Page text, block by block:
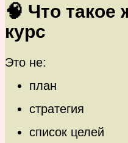
🧠 Что такое
курс
Это не:
план
стратегия
список целей